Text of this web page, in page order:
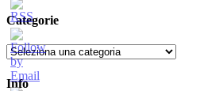
Categorie
Categorie
Info